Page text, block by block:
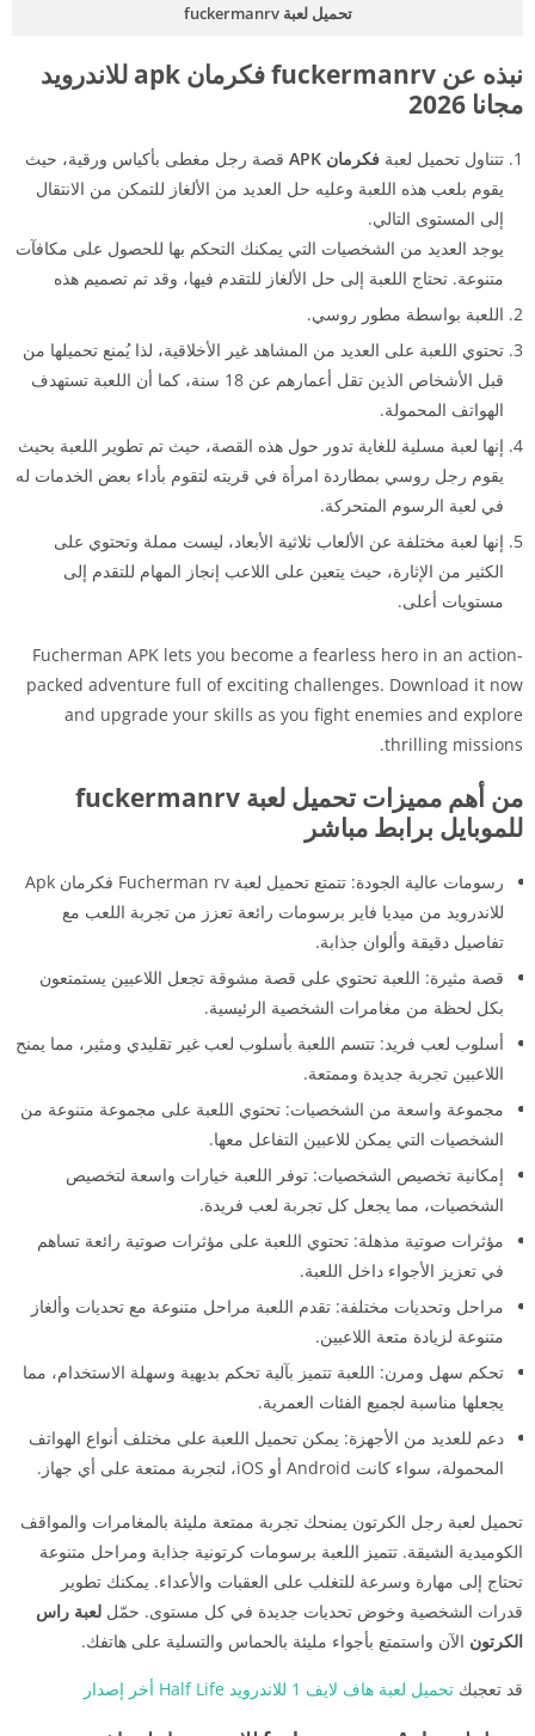
تحميل لعبة fuckermanrv
نبذه عن fuckermanrv فكرمان apk للاندرويد
مجانا 2026
تتناول تحميل لعبة فكرمان APK
قصة رجل مغطى بأكياس ورقية، حيث
يقوم بلعب هذه اللعبة وعليه حل العديد من الألغاز للتمكن من الانتقال
إلى المستوى التالي.
يوجد العديد من الشخصيات التي يمكنك التحكم بها للحصول على مكافآت
متنوعة. تحتاج اللعبة إلى حل الألغاز للتقدم فيها، وقد تم تصميم هذه
اللعبة بواسطة مطور روسي.
تحتوي اللعبة على العديد من المشاهد غير الأخلاقية، لذا يُمنع تحميلها من
قبل الأشخاص الذين تقل أعمارهم عن 18 سنة، كما أن اللعبة تستهدف
الهواتف المحمولة.
إنها لعبة مسلية للغاية تدور حول هذه القصة، حيث تم تطوير اللعبة بحيث
يقوم رجل روسي بمطاردة امرأة في قريته لتقوم بأداء بعض الخدمات له
في لعبة الرسوم المتحركة.
إنها لعبة مختلفة عن الألعاب ثلاثية الأبعاد، ليست مملة وتحتوي على
الكثير من الإثارة، حيث يتعين على اللاعب إنجاز المهام للتقدم إلى
مستويات أعلى.
Fucherman APK lets you become a fearless hero in an action-
packed adventure full of exciting challenges. Download it now
and upgrade your skills as you fight enemies and explore
thrilling missions.
من أهم مميزات تحميل لعبة fuckermanrv
للموبايل برابط مباشر
رسومات عالية الجودة: تتمتع تحميل لعبة Fucherman rv فكرمان Apk
للاندرويد من ميديا فاير برسومات رائعة تعزز من تجربة اللعب مع
تفاصيل دقيقة وألوان جذابة.
قصة مثيرة: اللعبة تحتوي على قصة مشوقة تجعل اللاعبين يستمتعون
بكل لحظة من مغامرات الشخصية الرئيسية.
أسلوب لعب فريد: تتسم اللعبة بأسلوب لعب غير تقليدي ومثير، مما يمنح
اللاعبين تجربة جديدة وممتعة.
مجموعة واسعة من الشخصيات: تحتوي اللعبة على مجموعة متنوعة من
الشخصيات التي يمكن للاعبين التفاعل معها.
إمكانية تخصيص الشخصيات: توفر اللعبة خيارات واسعة لتخصيص
الشخصيات، مما يجعل كل تجربة لعب فريدة.
مؤثرات صوتية مذهلة: تحتوي اللعبة على مؤثرات صوتية رائعة تساهم
في تعزيز الأجواء داخل اللعبة.
مراحل وتحديات مختلفة: تقدم اللعبة مراحل متنوعة مع تحديات وألغاز
متنوعة لزيادة متعة اللاعبين.
تحكم سهل ومرن: اللعبة تتميز بآلية تحكم بديهية وسهلة الاستخدام، مما
يجعلها مناسبة لجميع الفئات العمرية.
دعم للعديد من الأجهزة: يمكن تحميل اللعبة على مختلف أنواع الهواتف
المحمولة، سواء كانت Android أو iOS، لتجربة ممتعة على أي جهاز.
تحميل لعبة رجل الكرتون يمنحك تجربة ممتعة مليئة بالمغامرات والمواقف
الكوميدية الشيقة. تتميز اللعبة برسومات كرتونية جذابة ومراحل متنوعة
تحتاج إلى مهارة وسرعة للتغلب على العقبات والأعداء. يمكنك تطوير
قدرات الشخصية وخوض تحديات جديدة في كل مستوى. حمّل لعبة راس
الكرتون الآن واستمتع بأجواء مليئة بالحماس والتسلية على هاتفك.
قد تعجبك تحميل لعبة هاف لايف 1 للاندرويد Half Life أخر إصدار